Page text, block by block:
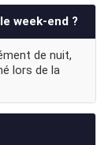
week-end ?
de nuit,
lors de la